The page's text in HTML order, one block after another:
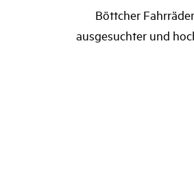
Böttcher
ausgesuchter und